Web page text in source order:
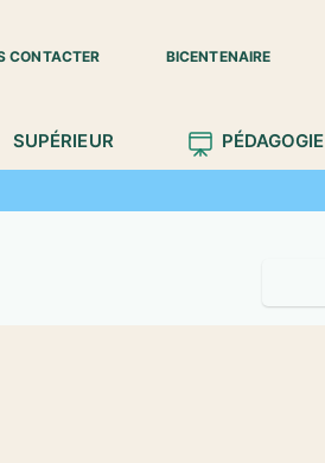
CONTACTER BICENTENAIRE
SUPÉRIEUR PÉDAGOGIE